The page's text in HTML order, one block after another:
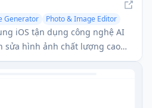
Generator
Photo & Image Editor
iOS tận dụng công nghệ AI
sửa hình ảnh chất lượng cao
tạo hình ảnh, mở rộng, thay